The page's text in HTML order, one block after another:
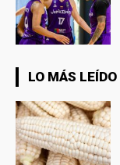
LO MÁS LEÍDO